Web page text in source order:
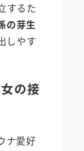
するた
の芽生
しやす
の接
ナ愛好